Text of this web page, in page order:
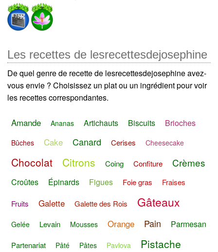
Les recettes de lesrecettesdejosephine
De quel genre de recette de lesrecettesdejosephine avez-
vous envie ? Choisissez un plat ou un ingrédient pour voir
les recettes correspondantes.
Amande Ananas Artichauts Biscuits Brioches
Bûches Cake Canard Cerises Cheesecake
Chocolat Citrons Coing Confiture Crèmes
Croûtes Épinards Figues Foie gras Fraises
Fruits Galette Galette des Rois Gâteaux
Gelée Levain Mousses Orange Pain Parmesan
Partenariat Pâté Pâtes Pavlova Pistache